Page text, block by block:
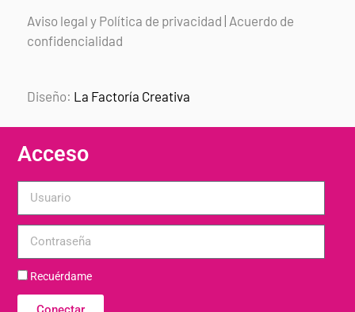
Aviso legal y Política de privacidad | Acuerdo de
confidencialidad
Diseño: La Factoría Creativa
Acceso
Recuérdame